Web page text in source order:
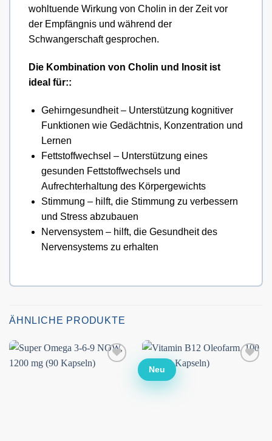
wohltuende Wirkung von Cholin in der Zeit vor
der Empfängnis und während der
Schwangerschaft gesprochen.
Die Kombination von Cholin und Inosit ist
ideal für::
Gehirngesundheit – Unterstützung kognitiver
Funktionen wie Gedächtnis, Konzentration und
Lernen
Fettstoffwechsel – Unterstützung eines
gesunden Fettstoffwechsels und
Aufrechterhaltung des Körpergewichts
Stimmung – hilft, die Stimmung zu verbessern
und Stress abzubauen
Nervensystem – hilft, die Gesundheit des
Nervensystems zu erhalten
ÄHNLICHE PRODUKTE
Neu